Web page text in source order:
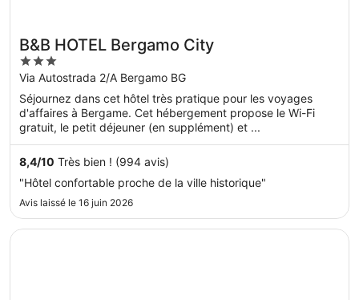
B&B HOTEL Bergamo City
3
out
of
5
Via Autostrada 2/A Bergamo BG
Séjournez dans cet hôtel très pratique pour les voyages
d'affaires à Bergame. Cet hébergement propose le Wi-Fi
gratuit, le petit déjeuner (en supplément) et ...
8,4/10 Très bien ! (994 avis)
"Hôtel confortable proche de la ville historique"
Avis laissé le 16 juin 2026
S’ouvre dans une nouvelle fenêtre
Best Western Hotel Piemontese